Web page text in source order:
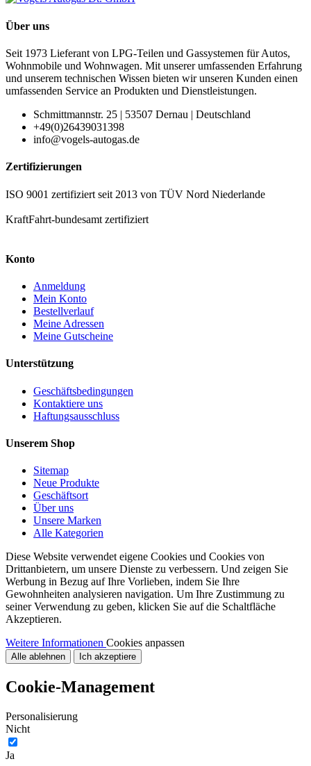
Über uns
Seit 1973 Lieferant von LPG-Teilen und Gassystemen für Autos,
Wohnmobile und Wohnwagen. Mit unserer umfassenden Erfahrung
und unserem technischen Wissen bieten wir unseren Kunden einen
umfassenden Service an Produkten und Dienstleistungen.
Schmittmannstr. 25 | 53507 Dernau | Deutschland
+49(0)26439031398
info@vogels-autogas.de
Zertifizierungen
ISO 9001 zertifiziert seit 2013 von TÜV Nord Niederlande
KraftFahrt-bundesamt zertifiziert
Konto
Anmeldung
Mein Konto
Bestellverlauf
Meine Adressen
Meine Gutscheine
Unterstützung
Geschäftsbedingungen
Kontaktiere uns
Haftungsausschluss
Unserem Shop
Sitemap
Neue Produkte
Geschäftsort
Über uns
Unsere Marken
Alle Kategorien
Diese Website verwendet eigene Cookies und Cookies von
Drittanbietern, um unsere Dienste zu verbessern. Und zeigen Sie
Werbung in Bezug auf Ihre Vorlieben, indem Sie Ihre
Gewohnheiten analysieren navigation. Um Ihre Zustimmung zu
seiner Verwendung zu geben, klicken Sie auf die Schaltfläche
Akzeptieren.
Weitere Informationen Cookies anpassen
Alle ablehnen Ich akzeptiere
Cookie-Management
Personalisierung
Nicht
Ja